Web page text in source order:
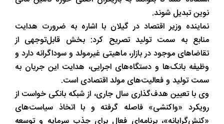
نوین تبدیل شوند.
نماینده وزیر اقتصاد در گیلان با اشاره به ضرورت هدایت
منابع به سمت تولید تصریح کرد: بخش قابل‌توجهی از
تقاضاهای موجود در بازار، ماهیتی غیرمولد و سوداگرانه دارد و
وظیفه بانک‌ها و دستگاه‌های اجرایی، هدایت این جریان به
سمت تولید و فعالیت‌های مولد اقتصادی است.
وی با تعیین هدف‌گذاری سال جاری، از شبکه بانکی خواست از
رویکرد «واکنشی» فاصله گرفته و با اتخاذ سیاست‌های